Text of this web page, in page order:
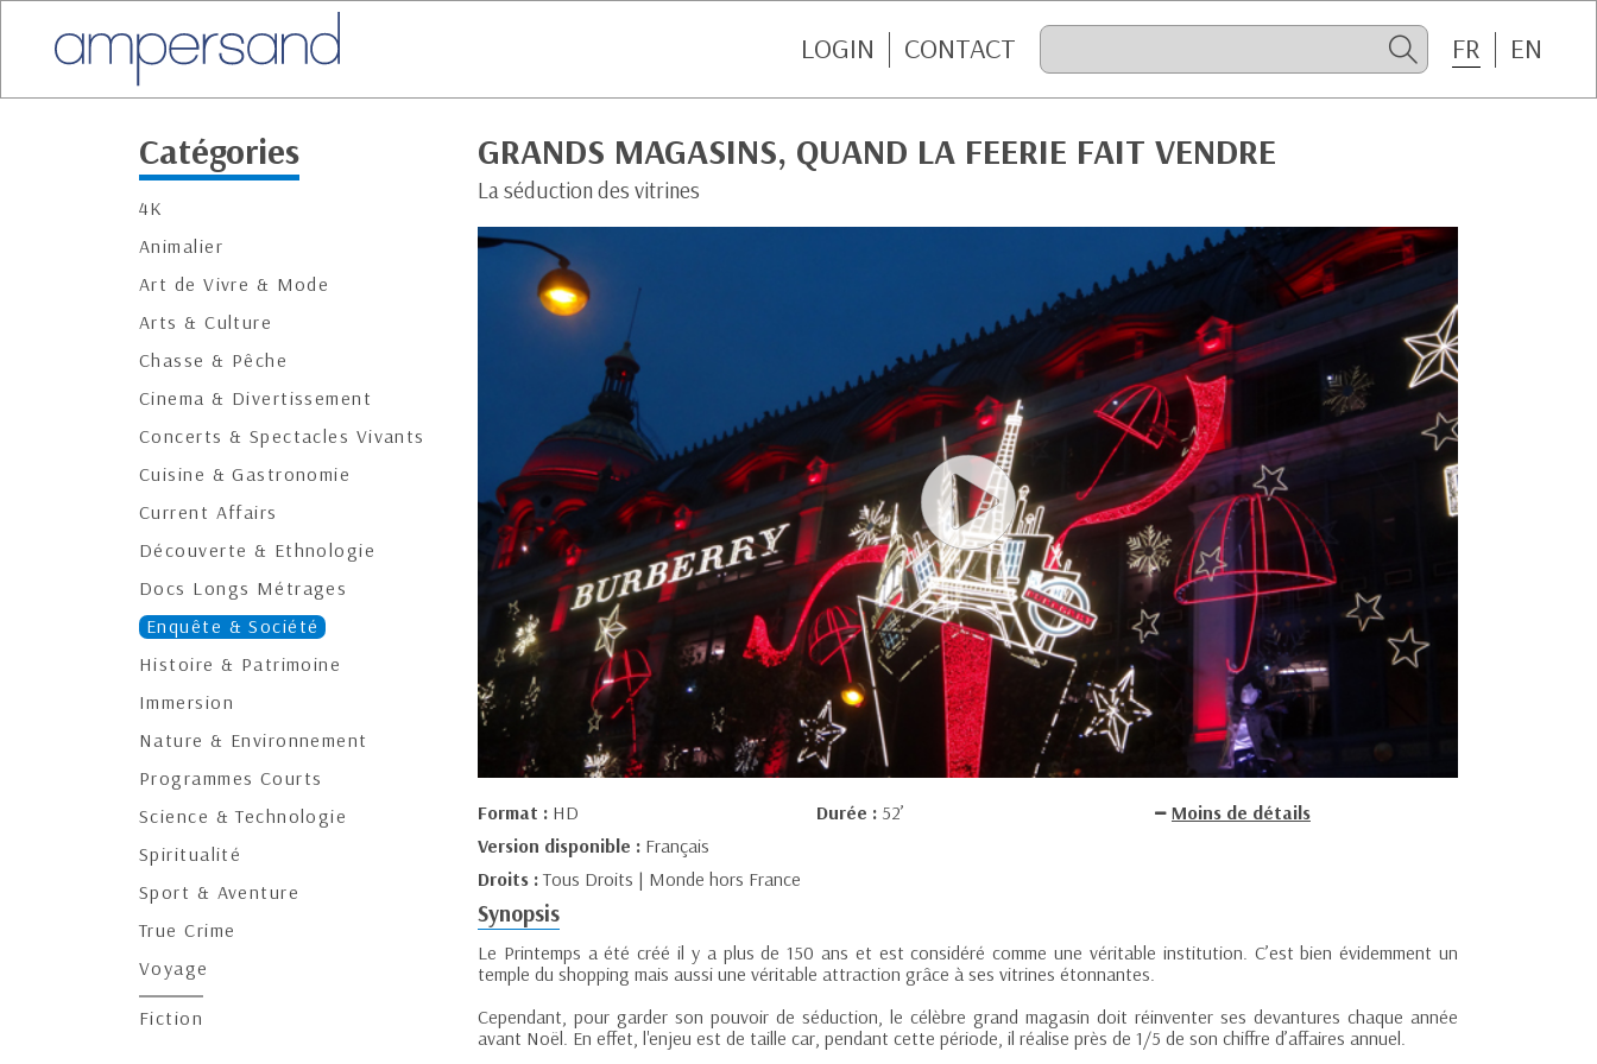
LOGIN CONTACT FR EN
Catégories
4K
Animalier
Art de Vivre & Mode
Arts & Culture
Chasse & Pêche
Cinema & Divertissement
Concerts & Spectacles Vivants
Cuisine & Gastronomie
Current Affairs
Découverte & Ethnologie
Docs Longs Métrages
Enquête & Société
Histoire & Patrimoine
Immersion
Nature & Environnement
Programmes Courts
Science & Technologie
Spiritualité
Sport & Aventure
True Crime
Voyage
Fiction
GRANDS MAGASINS, QUAND LA FEERIE FAIT VENDRE
La séduction des vitrines
Format : HD Durée : 52’
Moins de détails
Version disponible : Français
Droits :Tous Droits | Monde hors France
Synopsis
Le Printemps a été créé il y a plus de 150 ans et est considéré comme une véritable institution. C’est bien évidemment un
temple du shopping mais aussi une véritable attraction grâce à ses vitrines étonnantes.
Cependant, pour garder son pouvoir de séduction, le célèbre grand magasin doit réinventer ses devantures chaque année
avant Noël. En effet, l'enjeu est de taille car, pendant cette période, il réalise près de 1/5 de son chiffre d’affaires annuel.